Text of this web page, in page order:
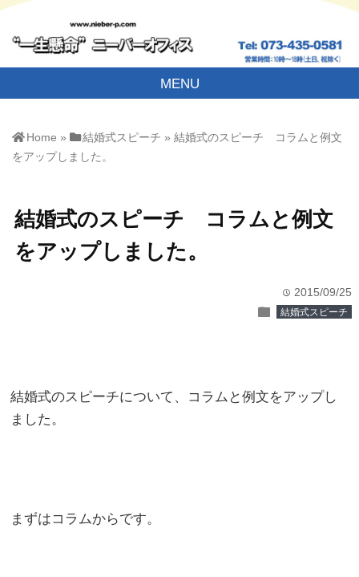
MENU
Home » 結婚式スピーチ »結婚式のスピーチ コラムと例文
をアップしました。
結婚式のスピーチ コラムと例文
をアップしました。
time 2015/09/25
folder 結婚式スピーチ
結婚式のスピーチについて、コラムと例文をアップし
ました。
まずはコラムからです。